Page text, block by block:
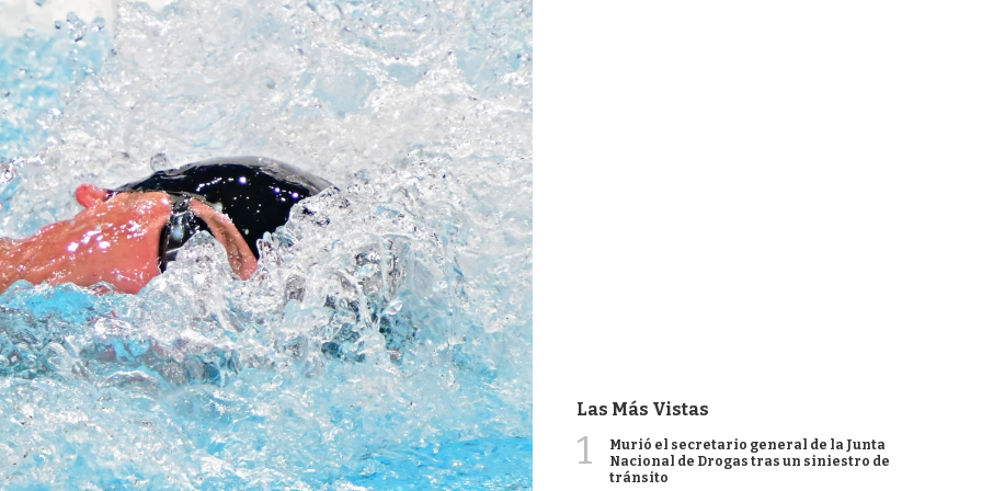
Las Más Vistas
1
Murió el secretario general de la Junta
Nacional de Drogas tras un siniestro de
tránsito